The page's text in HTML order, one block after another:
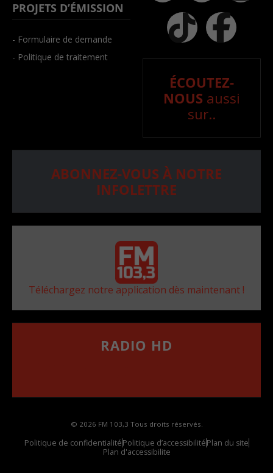
PROJETS D’ÉMISSION
- Formulaire de demande
- Politique de traitement
ÉCOUTEZ-
NOUS aussi
sur..
ABONNEZ-VOUS À NOTRE
INFOLETTRE
Téléchargez notre application dès maintenant !
RADIO HD
© 2026 FM 103,3 Tous droits réservés.
Politique de confidentialitéPolitique d’accessibilitéPlan du site
Plan d'accessibilite